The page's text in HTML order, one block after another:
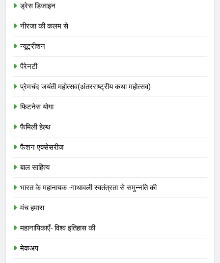
ड्रेस डिजाइन
नीरजा की कलम से
न्यूट्रीशन
पैरेनटी
प्रेमचंद जयंती महोत्सव(अंतरराष्ट्रीय कथा महोत्सव)
फिटनेस योगा
फैमिली हेल्थ
फैशन एक्सेसरीज
बाल साहित्य
भारत के महानायक -गाथावली स्वतंत्रता से समुन्नति की
मंच हमारा
महानायिकाएँ- विश्व इतिहास की
मेकअप